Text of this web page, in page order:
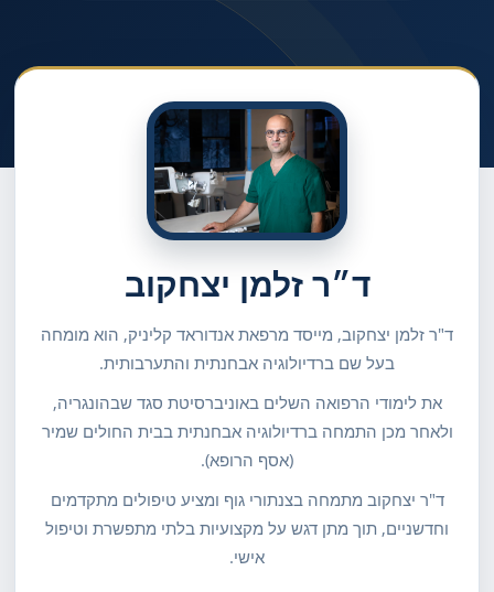
ד״ר זלמן יצחקוב
ד"ר זלמן יצחקוב, מייסד מרפאת אנדוראד קליניק, הוא מומחה
בעל שם ברדיולוגיה אבחנתית והתערבותית.
את לימודי הרפואה השלים באוניברסיטת סגד שבהונגריה,
ולאחר מכן התמחה ברדיולוגיה אבחנתית בבית החולים שמיר
(אסף הרופא).
ד"ר יצחקוב מתמחה בצנתורי גוף ומציע טיפולים מתקדמים
וחדשניים, תוך מתן דגש על מקצועיות בלתי מתפשרת וטיפול
אישי.